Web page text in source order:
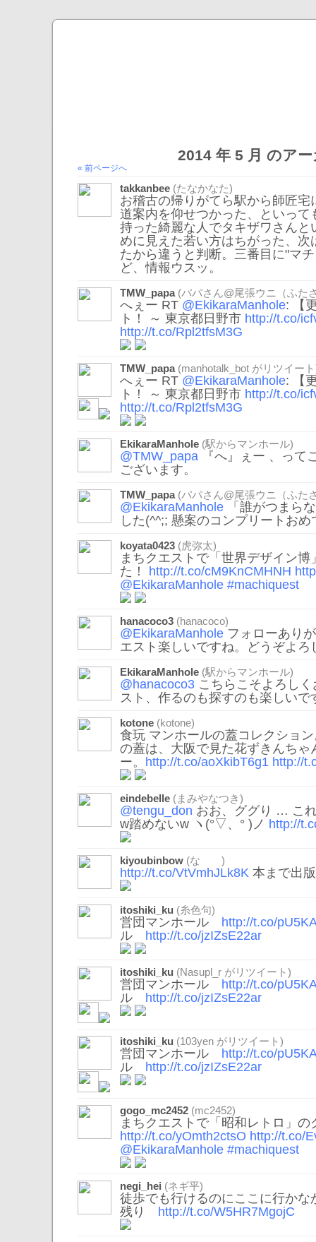
2014 年 5 月 のア
« 前ページへ
takkanbee (たなかなた)
お稽古の帰りがてら駅から師匠
道案内を仰せつかった、といって
持った綺麗な人でタキザワさんと
めに見えた若い方はちがった、次
たから違うと判断。三番目に"マ
ど、情報ウスッ。
TMW_papa(パパさん@尾張ウニ（ふた
へぇー RT @EkikaraManhole: 【
ト！ ～ 東京都日野市 http://t.co/
http://t.co/Rpl2tfsM3G
TMW_papa(manhotalk_bot がリツイー
へぇー RT @EkikaraManhole: 【
ト！ ～ 東京都日野市 http://t.co/
http://t.co/Rpl2tfsM3G
EkikaraManhole (駅からマンホール)
@TMW_papa 『へ』ぇー 、って
ございます。
TMW_papa(パパさん@尾張ウニ（ふた
@EkikaraManhole 「誰がつまら
した(^^;; 懸案のコンプリートお
koyata0423 (虎弥太)
まちクエストで「世界デザイン
た！ http://t.co/cM9KnCMHNH
@EkikaraManhole #machiquest
hanacoco3 (hanacoco)
@EkikaraManhole フォローあり
エスト楽しいですね。どうぞよろ
EkikaraManhole (駅からマンホール)
@hanacoco3 こちらこそよろし
スト、作るのも探すのも楽しいで
kotone (kotone)
食玩 マンホールの蓋コレクショ
の蓋は、大阪で見た花ずきんちゃ
ー。 http://t.co/aoXkibT6g1 http://
eindebelle (まみやなつき)
@tengu_don おお、ググり … こ
w踏めないw ヽ(°▽、° )ノ http://
kiyoubinbow (な )
http://t.co/VtVmhJLk8K 本まで出
itoshiki_ku (糸色句)
営団マンホール http://t.co/
ル http://t.co/jzIZsE22ar
itoshiki_ku (Nasupl_r がリツイート)
営団マンホール http://t.co/
ル http://t.co/jzIZsE22ar
itoshiki_ku (103yen がリツイート)
営団マンホール http://t.co/
ル http://t.co/jzIZsE22ar
gogo_mc2452 (mc2452)
まちクエストで「昭和レトロ」
http://t.co/yOmth2ctsO http://t.co/
@EkikaraManhole #machiquest
negi_hei (ネギ平)
徒歩でも行けるのにここに行かな
残り http://t.co/W5HR7MgojC